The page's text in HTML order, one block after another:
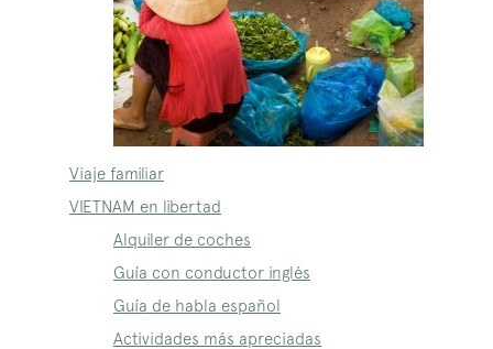
Viaje familiar
VIETNAM en libertad
Alquiler de coches
Guía con conductor inglés
Guía de habla español
Actividades más apreciadas